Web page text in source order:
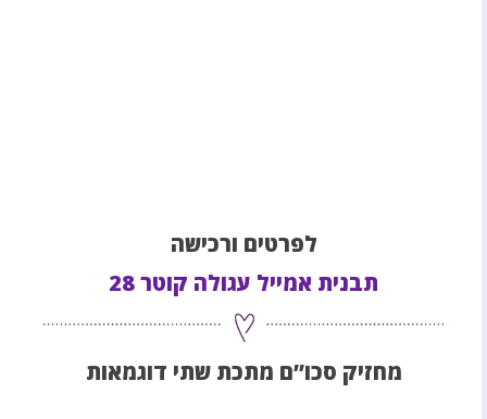
לפרטים ורכישה
תבנית אמייל עגולה קוטר 28
מחזיק סכו”ם מתכת שתי דוגמאות